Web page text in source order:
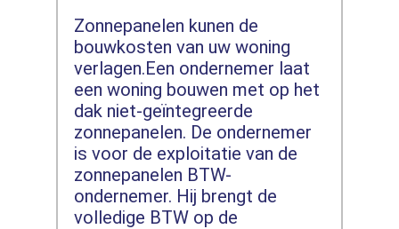
Zonnepanelen kunen de
bouwkosten van uw woning
verlagen.Een ondernemer laat
een woning bouwen met op het
dak niet-geïntegreerde
zonnepanelen. De ondernemer
is voor de exploitatie van de
zonnepanelen BTW-
ondernemer. Hij brengt de
volledige BTW op de